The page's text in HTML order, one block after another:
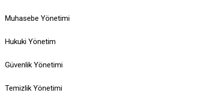
Muhasebe Yönetimi
Hukuki Yönetim
Güvenlik Yönetimi
Temizlik Yönetimi